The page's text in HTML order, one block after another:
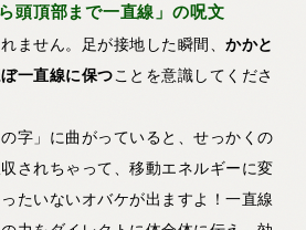
頭頂部まで一直線」の呪文
ません。足が接地した瞬間、かかと
一直線に保つことを意識してくださ
字」に曲がっていると、せっかくの
されちゃって、移動エネルギーに変
たいないオバケが出ますよ！一直線